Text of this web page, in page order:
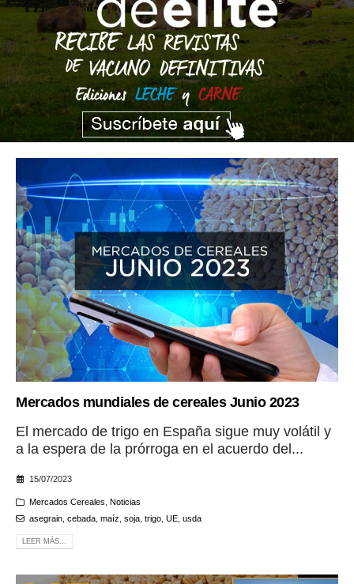
Mercados mundiales de cereales Junio 2023
El mercado de trigo en España sigue muy volátil y
a la espera de la prórroga en el acuerdo del...
15/07/2023
Mercados Cereales
Noticias
asegrain, cebada, maíz soja, trigo, UE, usda
LEER MÁS...